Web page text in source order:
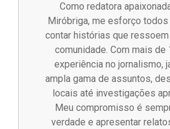
Como redatora
Miróbriga, me esforço
contar histórias que
comunidade. Com mais de
experiência no jornalismo,
ampla gama de assuntos,
locais até investigações
Meu compromisso é
verdade e apresentar